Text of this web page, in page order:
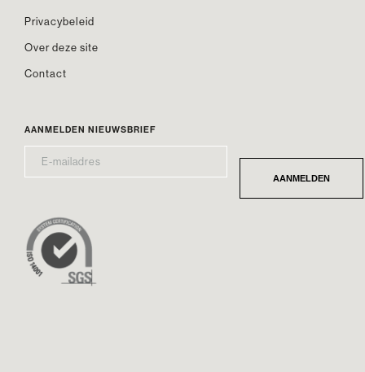
Privacybeleid
Over deze site
Contact
AANMELDEN NIEUWSBRIEF
MAILADRES* AANMELDEN